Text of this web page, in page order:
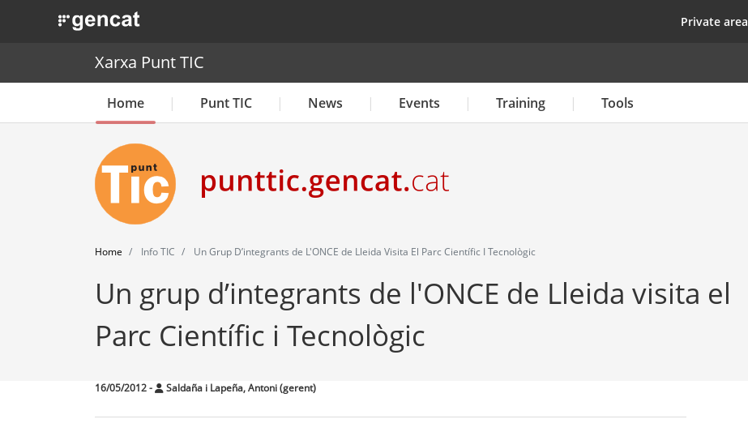
. Obre en una nova finestra. top
Private area
Xarxa Punt TIC
Home Punt TIC News Events Training Tools
Home Info TIC Un Grup D’integrants de L'ONCE de Lleida Visita El Parc Científic I Tecnològic
Un grup d’integrants de l'ONCE de Lleida visita el
Parc Científic i Tecnològic
16/05/2012- Saldaña i Lapeña, Antoni (gerent)